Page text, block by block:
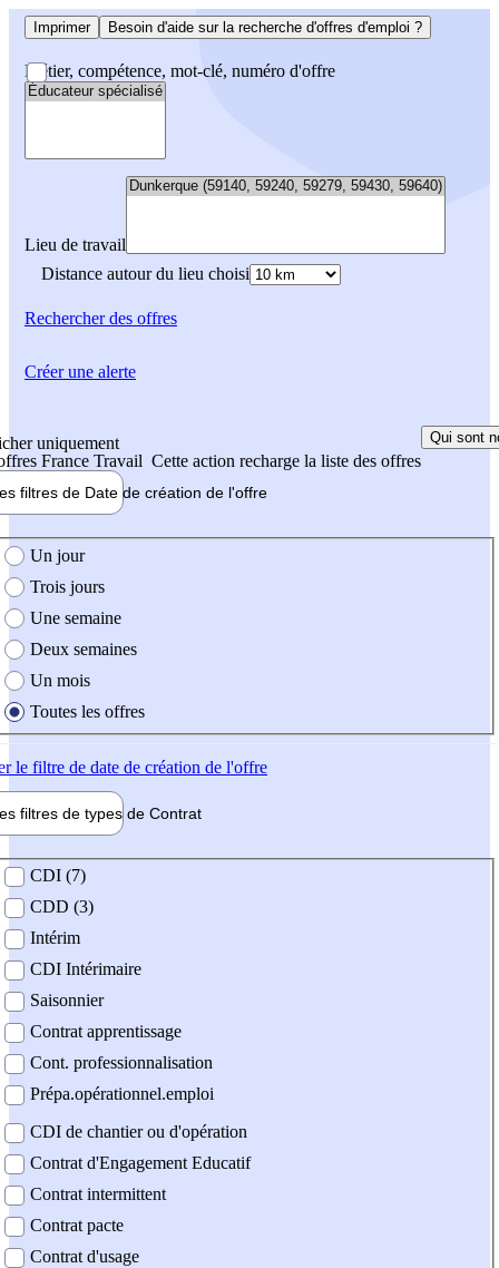
Imprimer Besoin d'aide sur la recherche d'offres d'emploi ?
Métier, compétence, mot-clé, numéro d'offre
Lieu de travail
Distance autour du lieu choisi
Rechercherdes offres
uniquement
France Travail Cette action recharge la liste des offres
Qui sont
filtres de Date de création de l'offre
création de l'offre
Un jour
Trois jours
Une semaine
Deux semaines
Un mois
Toutes les offres
le filtre de date de création de l'offre
filtres de types de Contrat
contrat
CDI (7)
CDD (3)
Intérim
CDI Intérimaire
Saisonnier
Contrat apprentissage
Cont. professionnalisation
Prépa.opérationnel.emploi
CDI de chantier ou d'opération
Contrat d'Engagement Educatif
Contrat intermittent
Contrat pacte
Contrat d'usage
Créer une alerte